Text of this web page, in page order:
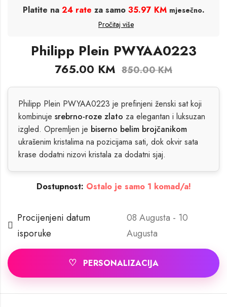
Platite na 24 rate za samo 35.97 KM mjesečno.
Pročitaj više
Philipp Plein PWYAA0223
765.00 KM 850.00KM
Philipp Plein PWYAA0223 je prefinjeni ženski sat koji
kombinuje srebrno-roze zlato za elegantan i luksuzan
izgled. Opremljen je biserno belim brojčanikom
ukrašenim kristalima na pozicijama sati, dok okvir sata
krase dodatni nizovi kristala za dodatni sjaj.
Dostupnost: Ostalo je samo 1 komad/a!
Procijenjeni datum
isporuke
08 Augusta - 10
Augusta
♡ PERSONALIZACIJA